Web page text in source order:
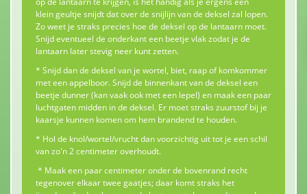
klein geultje snijdt dat over de snijlijn van de deksel zal lopen.
Zo weet je straks precies hoe de deksel op de lantaarn moet.
Snijd eventueel de onderkant een beetje vlak zodat je de
lantaarn later stevig neer kunt zetten.
* Snijd dan de deksel van je wortel, biet, raap of komkommer
met een appelboor. Snijd de binnenkant van de deksel een
beetje dunner (kan vaak ook met een lepel) en maak een paar
luchtgaten midden in de deksel. Er moet straks zuurstof bij je
kaarsje kunnen komen om hem brandend te houden.
* Hol de knol/wortel/vrucht dan voorzichtig uit tot je een schil
van zo'n 2 centimeter overhoudt.
* Maak een paar centimeter onder de bovenrand recht
tegenover elkaar twee gaatjes; daar komt straks het